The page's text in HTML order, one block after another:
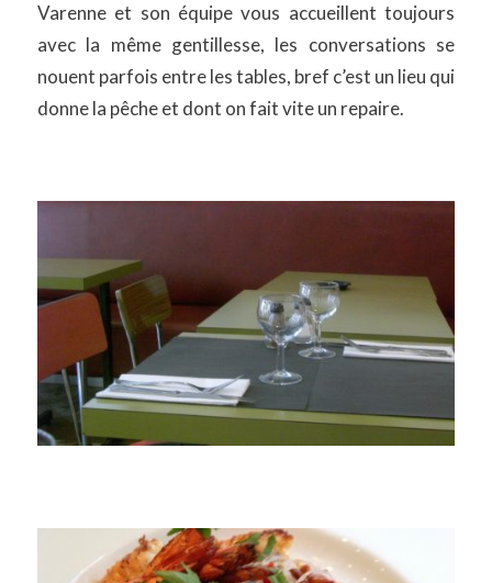
Varenne et son équipe vous accueillent toujours
avec la même gentillesse, les conversations se
nouent parfois entre les tables, bref c’est un lieu qui
donne la pêche et dont on fait vite un repaire.